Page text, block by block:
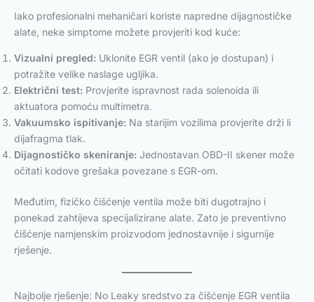
Iako profesionalni mehaničari koriste napredne dijagnostičke
alate, neke simptome možete provjeriti kod kuće:
Vizualni pregled: Uklonite EGR ventil (ako je dostupan) i
potražite velike naslage ugljika.
Električni test: Provjerite ispravnost rada solenoida ili
aktuatora pomoću multimetra.
Vakuumsko ispitivanje: Na starijim vozilima provjerite drži li
dijafragma tlak.
Dijagnostičko skeniranje: Jednostavan OBD-II skener može
očitati kodove grešaka povezane s EGR-om.
Međutim, fizičko čišćenje ventila može biti dugotrajno i
ponekad zahtijeva specijalizirane alate. Zato je preventivno
čišćenje namjenskim proizvodom jednostavnije i sigurnije
rješenje.
Najbolje rješenje: No Leaky sredstvo za čišćenje EGR ventila